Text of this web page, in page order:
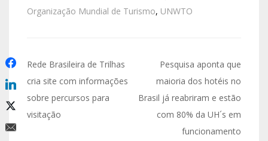
Organização Mundial de Turismo, UNWTO
Rede Brasileira de Trilhas
cria site com informações
sobre percursos para
visitação
Pesquisa aponta que
maioria dos hotéis no
Brasil já reabriram e estão
com 80% da UH´s em
funcionamento